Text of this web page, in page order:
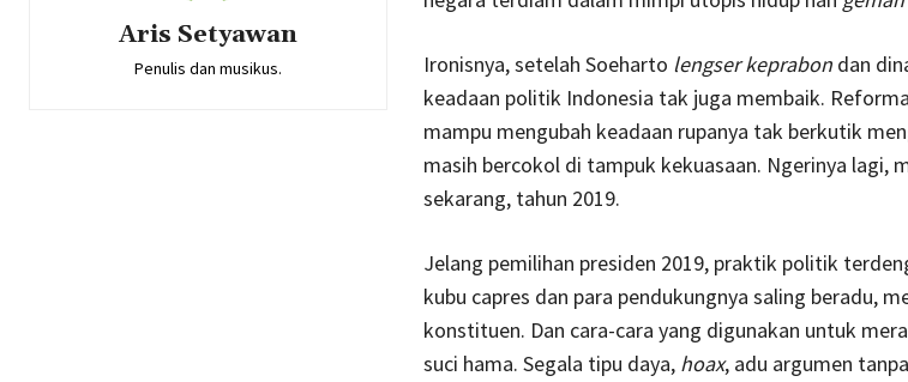
Aris Setyawan
Penulis dan musikus. Ironisnya, setelah Soeharto lengser keprabon dan
keadaan politik Indonesia tak juga membaik.
mampu mengubah keadaan rupanya tak berkutik
masih bercokol di tampuk kekuasaan. Ngerinya lagi,
sekarang, tahun 2019.
Jelang pemilihan presiden 2019, praktik politik
kubu capres dan para pendukungnya saling beradu,
konstituen. Dan cara-cara yang digunakan untuk
suci hama. Segala tipu daya, hoax, adu argumen